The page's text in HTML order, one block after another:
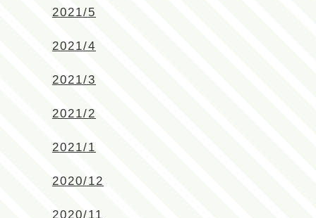
2021/5
2021/4
2021/3
2021/2
2021/1
2020/12
2020/11